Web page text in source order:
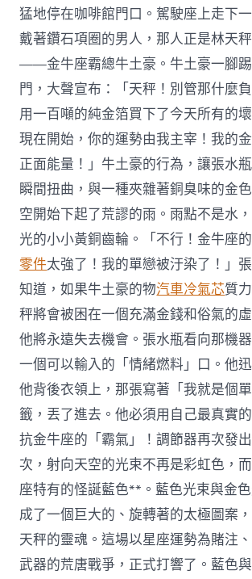
猛地停在咖啡館門口。駕駛座上走下
戴著鑽石項圈的男人，那人正是林天
——金牛座霸總牛土豪。牛土豪一腳
門，大聲宣布：「天秤！別管那什麼
用一百噸的純金箔買下了今天所有的
現在開始，你的運勢由我主宰！我的
正面能量！」牛土豪的行為，讓張水
瞬間扭曲，與一種夾雜著銅臭味的金
空開始下起了荒謬的雨。雨點不是水
光的小小黃銅齒輪。「不行！金牛座
零件太強了！我的單戀被汙染了！」
知道，如果牛土豪的物汽車冷氣芯質
秤將會被困在一個充滿金錢和俗氣的
他將永遠失去機會。張水瓶看向那機
一個可以輸入的「情緒燃料」口。他
他背後衣領上，那張寫著「我就是個
籤，丟了進去。他必須用自己最真實
抗金牛座的「霸氣」！調節器再次發
次，射向天空的光束不再是彩虹色，
座特有的怪誕藍色**。藍色光束與金
成了一個巨大的、旋轉著的太極圖案
天秤的靈魂。這場以星座運勢為賭注
武器的荒唐戰爭，正式打響了。藍色